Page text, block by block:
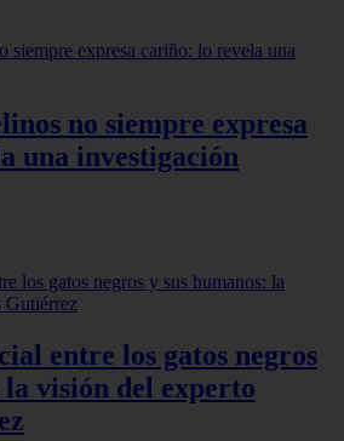
no siempre expresa
una investigación
entre los gatos negros
la visión del experto